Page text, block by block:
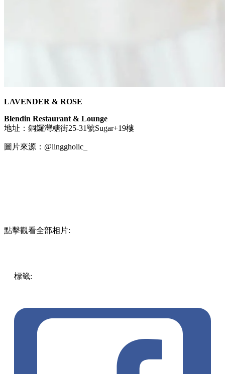
LAVENDER & ROSE
Blendin Restaurant & Lounge
地址：銅鑼灣糖街25-31號Sugar+19樓
圖片來源：@linggholic_
點擊觀看全部相片:
標籤: